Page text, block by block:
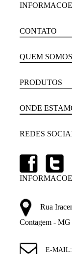
CONTATO
QUEM SOMOS
PRODUTOS
ONDE
REDES
Rua
Contagem -
E-MAIL: